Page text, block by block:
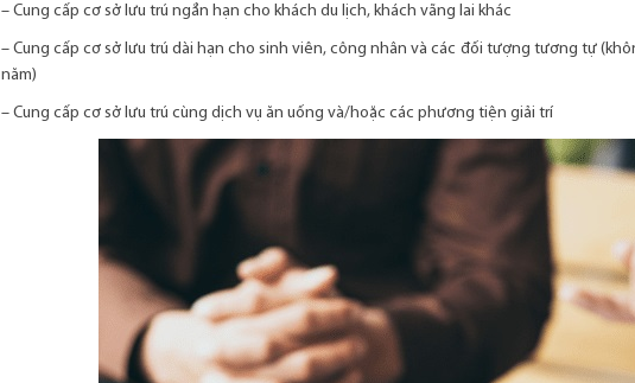
– Cung cấp cơ sở lưu trú ngắn hạn cho khách du lịch, khách vãng lai khác
– Cung cấp cơ sở lưu trú dài hạn cho sinh viên, công nhân và các đối tượng tương tự
năm)
– Cung cấp cơ sở lưu trú cùng dịch vụ ăn uống và/hoặc các phương tiện giải trí